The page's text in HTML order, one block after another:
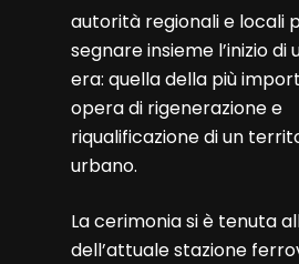
autorità regionali e locali
segnare insieme l’inizio di
era: quella della più
opera di rigenerazione e
riqualificazione di un
urbano.
La cerimonia si è tenuta
dell’attuale stazione